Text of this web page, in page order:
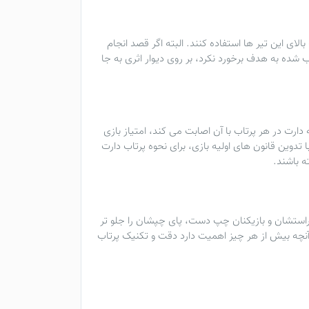
بالای این تیر ها استفاده کنند. البته اگر قصد انجام
شده به هدف برخورد نکرد، بر روی دیوار اثری به جا
در هر پرتاب با آن اصابت می کند، امتیاز بازی
قانون های اولیه بازی، برای نحوه پرتاب دارت
باشند.
و بازیکنان چپ دست، پای چپشان را جلو تر
بیش از هر چیز اهمیت دارد دقت و تکنیک پرتاب